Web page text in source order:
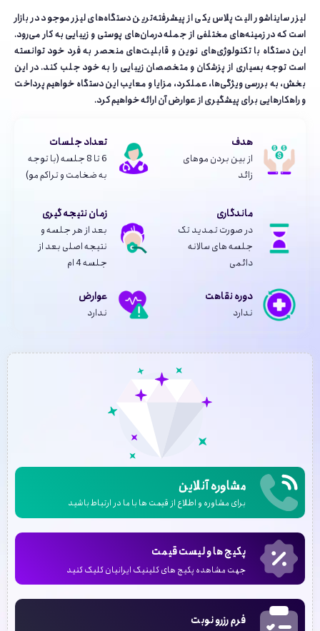
لیزر سایناشور الیت پلاس یکی از پیشرفته‌ترین دستگاه‌های لیزر موجود در بازار
است که در زمینه‌های مختلفی از جمله درمان‌های پوستی و زیبایی به کار می‌رود.
این دستگاه با تکنولوژی‌های نوین و قابلیت‌های منحصر به فرد خود توانسته
است توجه بسیاری از پزشکان و متخصصان زیبایی را به خود جلب کند. در این
بخش، به بررسی ویژگی‌ها، عملکرد، مزایا و معایب این دستگاه خواهیم پرداخت
و راهکارهایی برای پیشگیری از عوارض آن ارائه خواهیم کرد.
هدف
از بین بردن موهای
زائد
تعداد جلسات
6 تا 8 جلسه (با توجه
به ضخامت و تراکم مو)
ماندگاری
در صورت تمدید تک
جلسه های سالانه
دائمی
زمان نتیجه گیری
بعد از هر جلسه و
نتیجه اصلی بعد از
جلسه 4 ام
دوره نقاهت
ندارد
عوارض
ندارد
مشاوره آنلاین
برای مشاوره و اطلاع از قیمت ها با ما در ارتباط باشید
پکیج ها و لیست قیمت
جهت مشاهده پکیج های کلینیک ایرانیان کلیک کنید
فرم رزرو نوبت